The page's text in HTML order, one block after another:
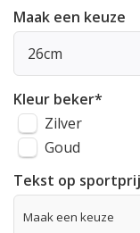
Maak een keuze
26cm
Kleur beker*
Zilver
Goud
Tekst op